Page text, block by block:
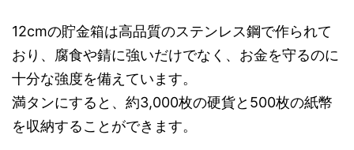
12cmの貯金箱は高品質のステンレス鋼で作られて
おり、腐食や錆に強いだけでなく、お金を守るのに
十分な強度を備えています。
満タンにすると、約3,000枚の硬貨と500枚の紙幣
を収納することができます。